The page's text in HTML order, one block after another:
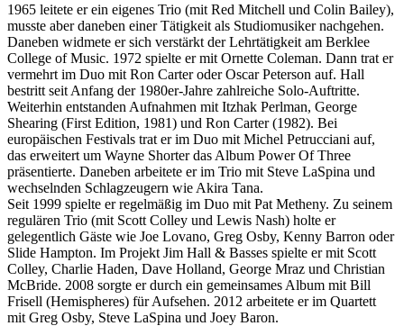
1965 leitete er ein eigenes Trio (mit Red Mitchell und Colin Bailey),
musste aber daneben einer Tätigkeit als Studiomusiker nachgehen.
Daneben widmete er sich verstärkt der Lehrtätigkeit am Berklee
College of Music. 1972 spielte er mit Ornette Coleman. Dann trat er
vermehrt im Duo mit Ron Carter oder Oscar Peterson auf. Hall
bestritt seit Anfang der 1980er-Jahre zahlreiche Solo-Auftritte.
Weiterhin entstanden Aufnahmen mit Itzhak Perlman, George
Shearing (First Edition, 1981) und Ron Carter (1982). Bei
europäischen Festivals trat er im Duo mit Michel Petrucciani auf,
das erweitert um Wayne Shorter das Album Power Of Three
präsentierte. Daneben arbeitete er im Trio mit Steve LaSpina und
wechselnden Schlagzeugern wie Akira Tana.
Seit 1999 spielte er regelmäßig im Duo mit Pat Metheny. Zu seinem
regulären Trio (mit Scott Colley und Lewis Nash) holte er
gelegentlich Gäste wie Joe Lovano, Greg Osby, Kenny Barron oder
Slide Hampton. Im Projekt Jim Hall & Basses spielte er mit Scott
Colley, Charlie Haden, Dave Holland, George Mraz und Christian
McBride. 2008 sorgte er durch ein gemeinsames Album mit Bill
Frisell (Hemispheres) für Aufsehen. 2012 arbeitete er im Quartett
mit Greg Osby, Steve LaSpina und Joey Baron.